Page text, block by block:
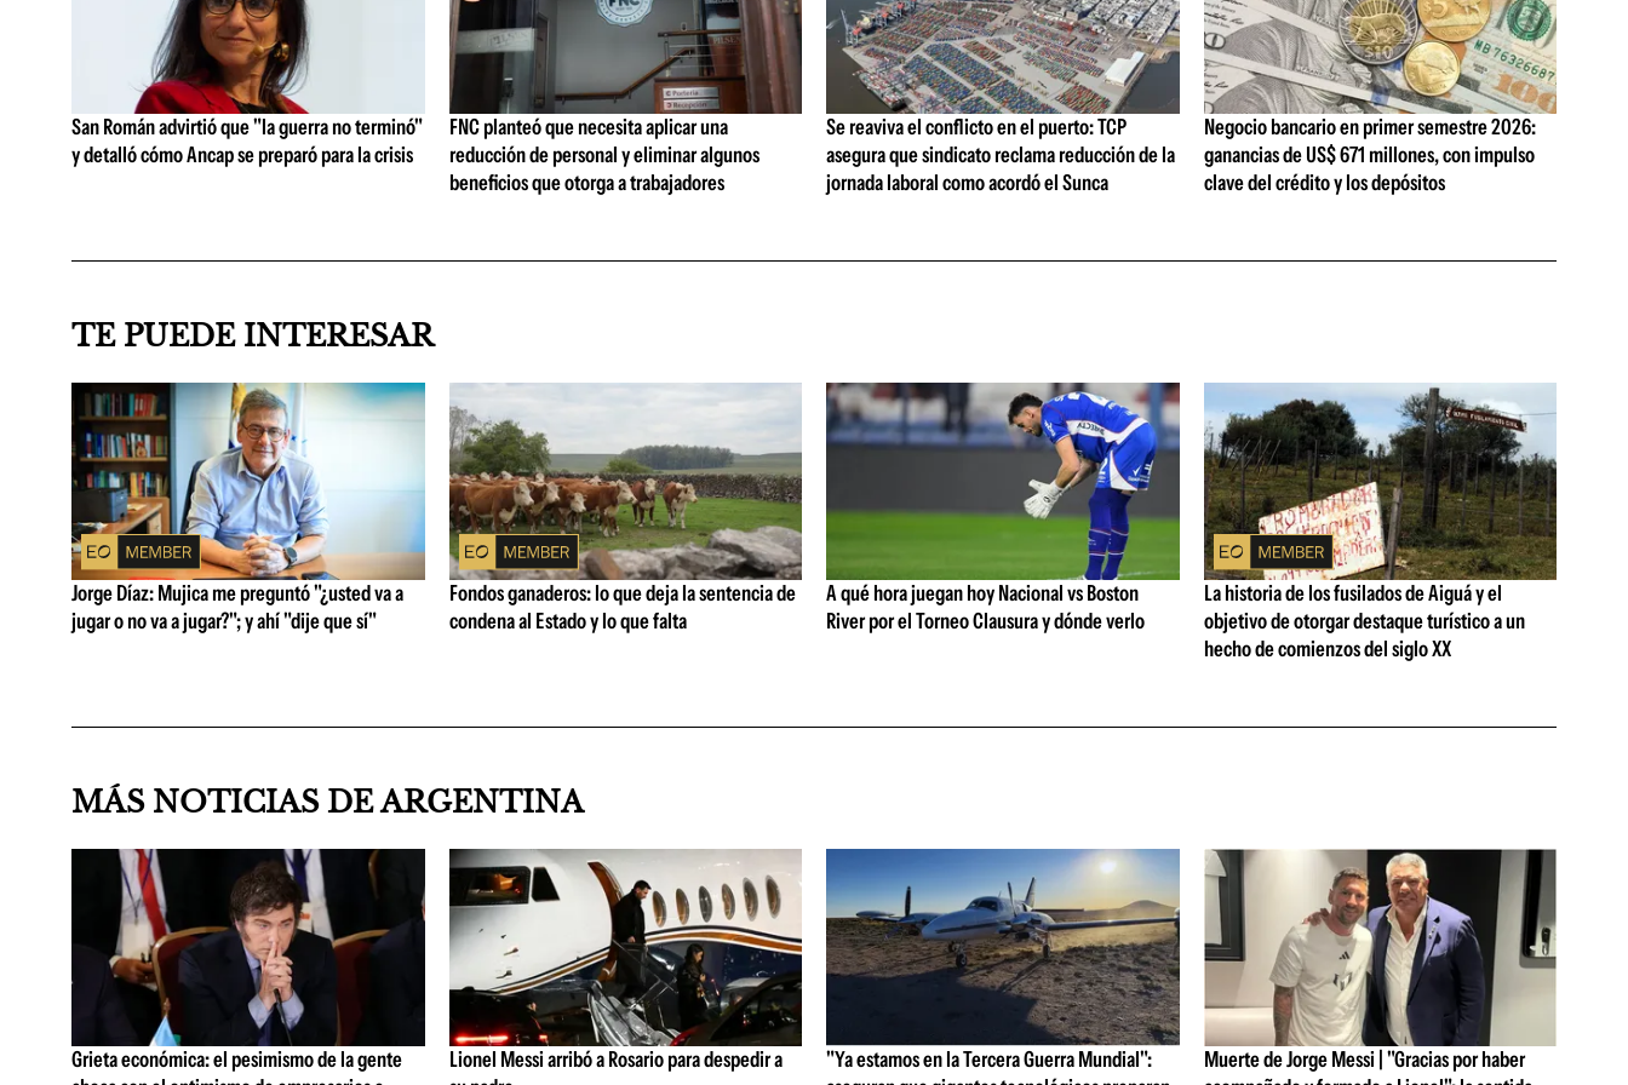
San Román advirtió que "la guerra no terminó"
y detalló cómo Ancap se preparó para la crisis
FNC planteó que necesita aplicar una
reducción de personal y eliminar algunos
beneficios que otorga a trabajadores
Se reaviva el conflicto en el puerto: TCP
asegura que sindicato reclama reducción de la
jornada laboral como acordó el Sunca
Negocio bancario en primer semestre 2026:
ganancias de US$ 671 millones, con impulso
clave del crédito y los depósitos
TE PUEDE INTERESAR
Jorge Díaz: Mujica me preguntó "¿usted va a
jugar o no va a jugar?"; y ahí "dije que sí"
Fondos ganaderos: lo que deja la sentencia de
condena al Estado y lo que falta
A qué hora juegan hoy Nacional vs Boston
River por el Torneo Clausura y dónde verlo
La historia de los fusilados de Aiguá y el
objetivo de otorgar destaque turístico a un
hecho de comienzos del siglo XX
MÁS NOTICIAS DE ARGENTINA
Grieta económica: el pesimismo de la gente
Lionel Messi arribó a Rosario para despedir a
"Ya estamos en la Tercera Guerra Mundial":
Muerte de Jorge Messi | "Gracias por haber